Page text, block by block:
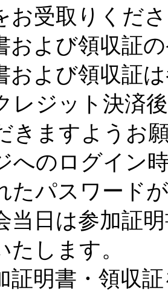
お受取りくだ
および領収証
および領収証
レジット決済
きますようお
へのログイン
たパスワード
当日は参加証
たします。
証明書・領収